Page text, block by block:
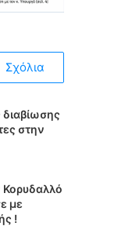
Σχόλια
στην
Κορυδαλλό
με
!